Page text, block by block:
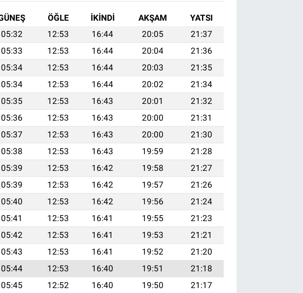
ÖĞLE İKINDI AKŞAM
YATSI
05:32 12:53 16:44 20:05
21:37
05:33 12:53 16:44 20:04
21:36
05:34 12:53 16:44 20:03
21:35
05:34 12:53 16:44 20:02
21:34
05:35 12:53 16:43 20:01
21:32
05:36 12:53 16:43 20:00
21:31
05:37 12:53 16:43 20:00
21:30
05:38 12:53 16:43 19:59
21:28
05:39 12:53 16:42 19:58
21:27
05:39 12:53 16:42 19:57
21:26
05:40 12:53 16:42 19:56
21:24
05:41 12:53 16:41 19:55
21:23
05:42 12:53 16:41 19:53
21:21
05:43 12:53 16:41 19:52
21:20
05:44 12:53 16:40 19:51
21:18
05:45 12:52 16:40 19:50
21:17